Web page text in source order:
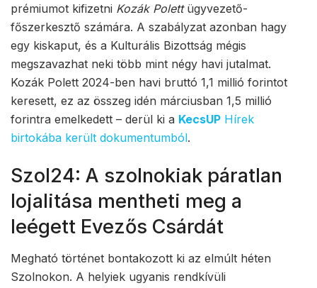
prémiumot kifizetni Kozák Polettügyvezető-
főszerkesztő számára. A szabályzat azonban hagy
egy kiskaput, és a Kulturális Bizottság mégis
megszavazhat neki több mint négy havi jutalmat.
Kozák Polett 2024-ben havi bruttó 1,1 millió forintot
keresett, ez az összeg idén márciusban 1,5 millió
forintra emelkedett – derül ki a KecsUP Hírek
birtokába került dokumentumból.
Szol24: A szolnokiak páratlan
lojalitása mentheti meg a
leégett Evezős Csárdát
Megható történet bontakozott ki az elmúlt héten
Szolnokon. A helyiek ugyanis rendkívüli